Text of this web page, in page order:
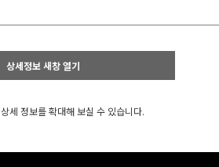
상세정보 새창 열기
상세 정보를 확대해 보실 수 있습니다.